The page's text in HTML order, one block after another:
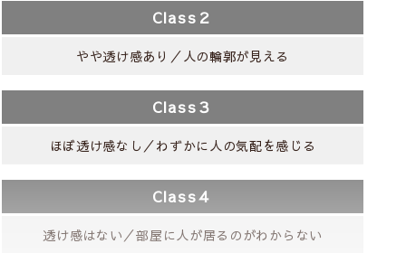
Class２
やや透け感あり／人の輪郭が見える
Class３
ほぼ透け感なし／わずかに人の気配を感じる
Class４
透け感はない／部屋に人が居るのがわからない